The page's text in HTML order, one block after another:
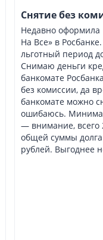
Снятие без
Недавно оформила
На Все» в
льготный период
Снимаю деньги
банкомате
без комиссии, да
банкомате можно
ошибаюсь.
— внимание, всего
общей суммы
рублей. Выгоднее